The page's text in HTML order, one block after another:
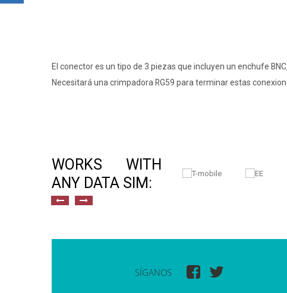
El conector es un tipo de 3 piezas que incluyen un enchufe
Necesitará una crimpadora RG59 para terminar estas
WORKS WITH
ANY DATA SIM:
SÍGANOS